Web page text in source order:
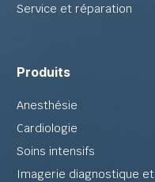
Service et réparation
Produits
Anesthésie
Cardiologie
Soins intensifs
Imagerie diagnostique et